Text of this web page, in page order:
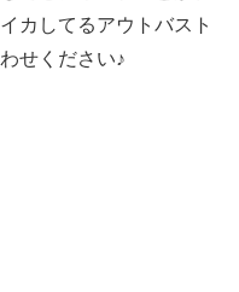
カしてるアウトバスト
せください♪